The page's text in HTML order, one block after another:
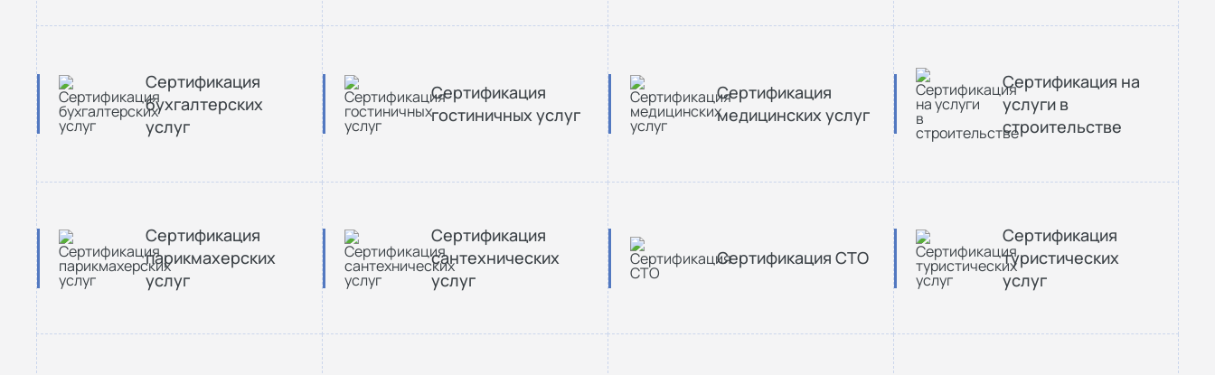
Сертификация
бухгалтерских
услуг
Сертификация
гостиничных услуг
Сертификация
медицинских услуг
Сертификация на
услуги в
строительстве
Сертификация
парикмахерских
услуг
Сертификация
сантехнических
услуг
Сертификация СТО
Сертификация
туристических
услуг